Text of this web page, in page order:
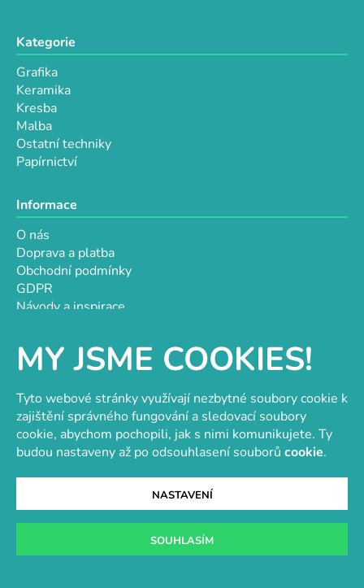
MY JSME COOKIES!
Tyto webové stránky využívají nezbytné soubory cookie k
zajištění správného fungování a sledovací soubory
cookie, abychom pochopili, jak s nimi komunikujete. Ty
budou nastaveny až po odsouhlasení souborů cookie.
NASTAVENÍ
SOUHLASÍM
s
Kategorie
Grafika
Keramika
Kresba
Malba
Ostatní techniky
Papírnictví
Informace
O nás
Doprava a platba
Obchodní podmínky
GDPR
Návody a inspirace
Velkoobchod
Kontakt
objednavky@e-vytvarka.cz
+420 725 657 656
+420 776 848 482
Facebook
Velkoobchod s korálky a komponentyTvořit je radost